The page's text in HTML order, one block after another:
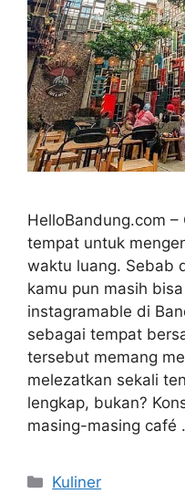
HelloBandung.com
tempat untuk
waktu luang. Sebab
kamu pun masih
instagramable di
sebagai tempat
tersebut memang
melezatkan sekali
lengkap, bukan?
masing-masing café
Kategori
Kuliner